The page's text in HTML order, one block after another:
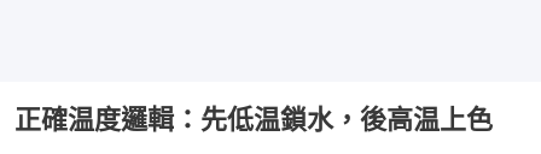
正確温度邏輯：先低温鎖水，後高温上色